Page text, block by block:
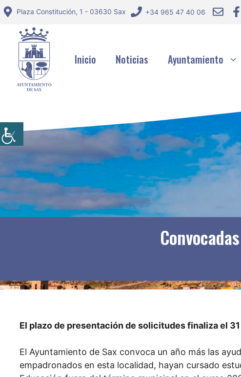
Saltar
contenido
Plaza Constitución, 1 - 03630 Sax +34 965 47 40 06
Inicio Noticias Ayuntamiento
El plazo de presentación de solicitudes finaliza el
El Ayuntamiento de Sax convoca un año más las
empadronados en esta localidad, hayan cursado